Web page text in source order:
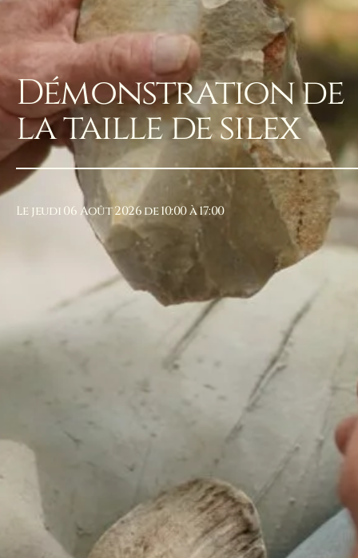
Démonstration de
la taille de silex
Le jeudi 06 Août 2026 de 10:00 à 17:00